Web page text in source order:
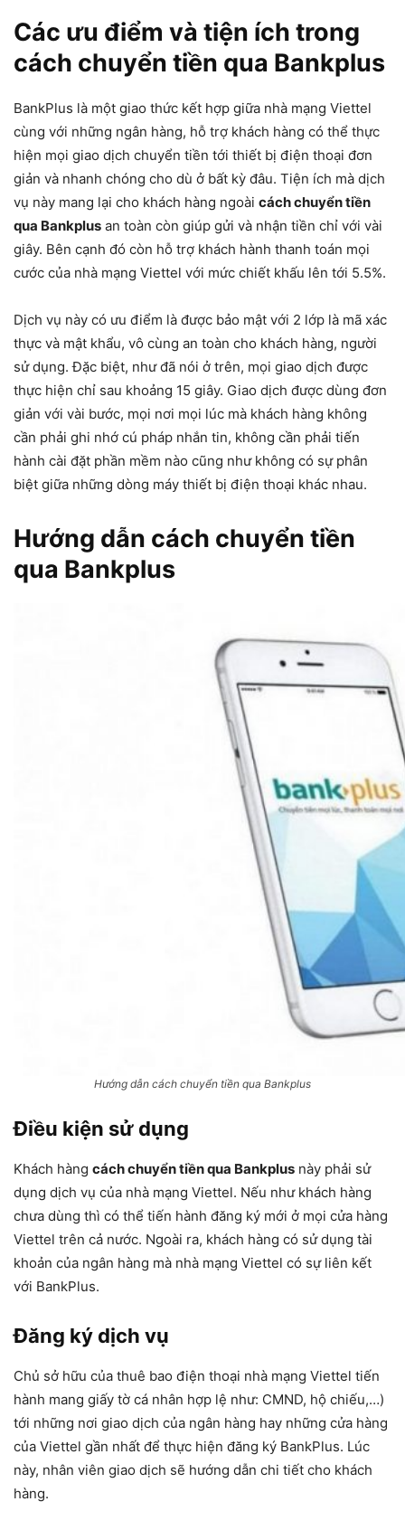
Các ưu điểm và tiện ích trong
cách chuyển tiền qua Bankplus
BankPlus là một giao thức kết hợp giữa nhà mạng Viettel
cùng với những ngân hàng, hỗ trợ khách hàng có thể thực
hiện mọi giao dịch chuyển tiền tới thiết bị điện thoại đơn
giản và nhanh chóng cho dù ở bất kỳ đâu. Tiện ích mà dịch
vụ này mang lại cho khách hàng ngoài cách chuyển tiền
qua Bankplus an toàn còn giúp gửi và nhận tiền chỉ với vài
giây. Bên cạnh đó còn hỗ trợ khách hành thanh toán mọi
cước của nhà mạng Viettel với mức chiết khấu lên tới 5.5%.
Dịch vụ này có ưu điểm là được bảo mật với 2 lớp là mã xác
thực và mật khẩu, vô cùng an toàn cho khách hàng, người
sử dụng. Đặc biệt, như đã nói ở trên, mọi giao dịch được
thực hiện chỉ sau khoảng 15 giây. Giao dịch được dùng đơn
giản với vài bước, mọi nơi mọi lúc mà khách hàng không
cần phải ghi nhớ cú pháp nhắn tin, không cần phải tiến
hành cài đặt phần mềm nào cũng như không có sự phân
biệt giữa những dòng máy thiết bị điện thoại khác nhau.
Hướng dẫn cách chuyển tiền
qua Bankplus
Hướng dẫn cách chuyển tiền qua Bankplus
Điều kiện sử dụng
Khách hàng cách chuyển tiền qua Bankplus này phải sử
dụng dịch vụ của nhà mạng Viettel. Nếu như khách hàng
chưa dùng thì có thể tiến hành đăng ký mới ở mọi cửa hàng
Viettel trên cả nước. Ngoài ra, khách hàng có sử dụng tài
khoản của ngân hàng mà nhà mạng Viettel có sự liên kết
với BankPlus.
Đăng ký dịch vụ
Chủ sở hữu của thuê bao điện thoại nhà mạng Viettel tiến
hành mang giấy tờ cá nhân hợp lệ như: CMND, hộ chiếu,…)
tới những nơi giao dịch của ngân hàng hay những cửa hàng
của Viettel gần nhất để thực hiện đăng ký BankPlus. Lúc
này, nhân viên giao dịch sẽ hướng dẫn chi tiết cho khách
hàng.